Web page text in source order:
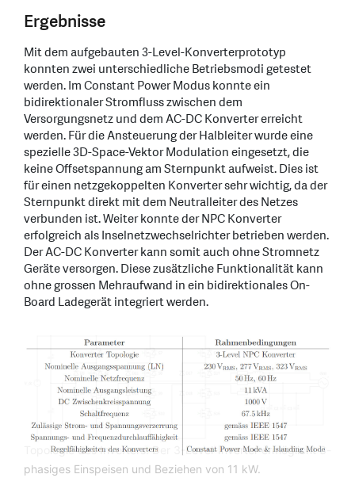
Ergebnisse
Mit dem aufgebauten 3-Level-Konverterprototyp
konnten zwei unterschiedliche Betriebsmodi getestet
werden. Im Constant Power Modus konnte ein
bidirektionaler Stromfluss zwischen dem
Versorgungsnetz und dem AC-DC Konverter erreicht
werden. Für die Ansteuerung der Halbleiter wurde eine
spezielle 3D-Space-Vektor Modulation eingesetzt, die
keine Offsetspannung am Sternpunkt aufweist. Dies ist
für einen netzgekoppelten Konverter sehr wichtig, da der
Sternpunkt direkt mit dem Neutralleiter des Netzes
verbunden ist. Weiter konnte der NPC Konverter
erfolgreich als Inselnetzwechselrichter betrieben werden.
Der AC-DC Konverter kann somit auch ohne Stromnetz
Geräte versorgen. Diese zusätzliche Funktionalität kann
ohne grossen Mehraufwand in ein bidirektionales On-
Board Ladegerät integriert werden.
Topologie des Inverters. Der 3-Level-Inverter ermöglicht 3-
phasiges Einspeisen und Beziehen von 11 kW.